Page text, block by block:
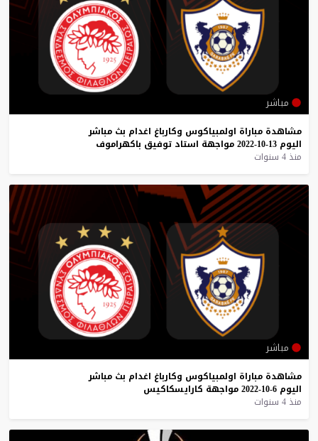
مباشر
مشاهدة مباراة اولمبياكوس وكارباغ اغدام بث مباشر
اليوم 13-10-2022 مواجهة استاد توفيق باكهراموف
منذ 4 سنوات
مباشر
مشاهدة مباراة اولمبياكوس وكارباغ اغدام بث مباشر
اليوم 6-10-2022 مواجهة كارايسكاكيس
منذ 4 سنوات